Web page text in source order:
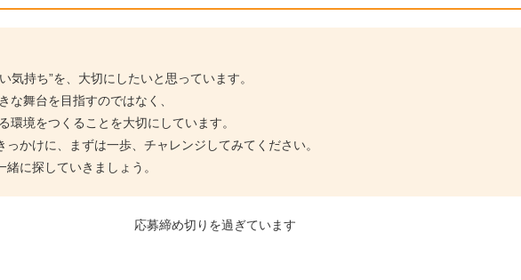
気持ち”を、大切にしたいと思っています。
な舞台を目指すのではなく、
環境をつくることを大切にしています。
っかけに、まずは一歩、チャレンジしてみてください。
に探していきましょう。
応募締め切りを過ぎています